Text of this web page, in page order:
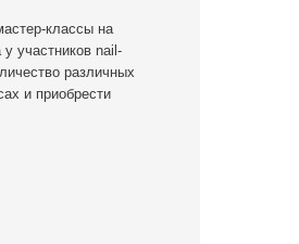
классы на
участников nail-
различных
и приобрести